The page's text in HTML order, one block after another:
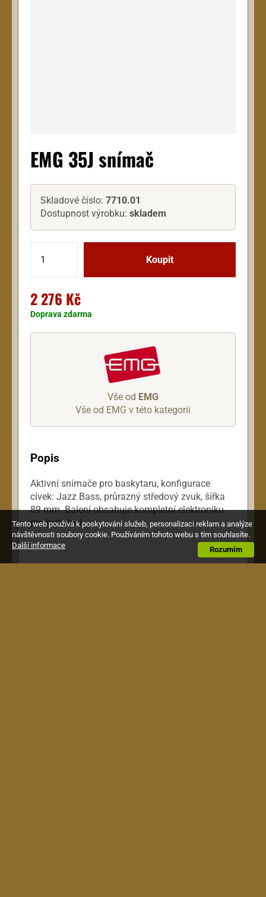
EMG 35J snímač
Skladové číslo: 7710.01
Dostupnost výrobku: skladem
2 276 Kč
Doprava zdarma
Vše od EMG
Vše od EMG v této kategorii
Popis
Aktivní snímače pro baskytaru, konfigurace
cívek: Jazz Bass, průrazný středový zvuk, šířka
89 mm. Balení obsahuje kompletní elektroniku
pro instalaci.
Tento web používá k poskytování služeb, personalizaci reklam a analýze
návštěvnosti soubory cookie. Používáním tohoto webu s tím souhlasíte.
Rozumím
Další informace